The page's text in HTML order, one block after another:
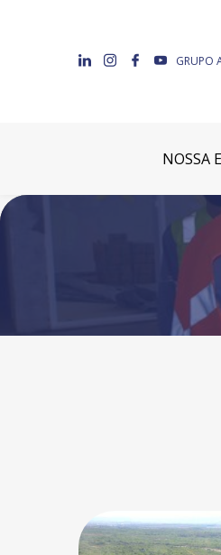
GRUPO
NOSSA